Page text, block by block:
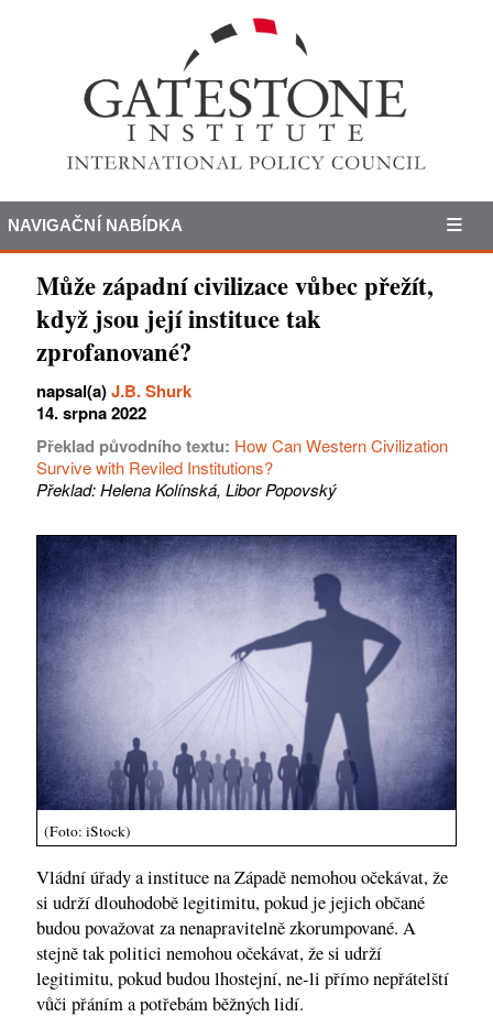
NAVIGAČNÍ NABÍDKA
Může západní civilizace vůbec přežít,
když jsou její instituce tak
zprofanované?
napsal(a)J.B. Shurk
14. srpna 2022
Překlad původního textu: How Can Western Civilization
Survive with Reviled Institutions?
Překlad: Helena Kolínská, Libor Popovský
(Foto: iStock)
Vládní úřady a instituce na Západě nemohou očekávat, že
si udrží dlouhodobě legitimitu, pokud je jejich občané
budou považovat za nenapravitelně zkorumpované. A
stejně tak politici nemohou očekávat, že si udrží
legitimitu, pokud budou lhostejní, ne-li přímo nepřátelští
vůči přáním a potřebám běžných lidí.